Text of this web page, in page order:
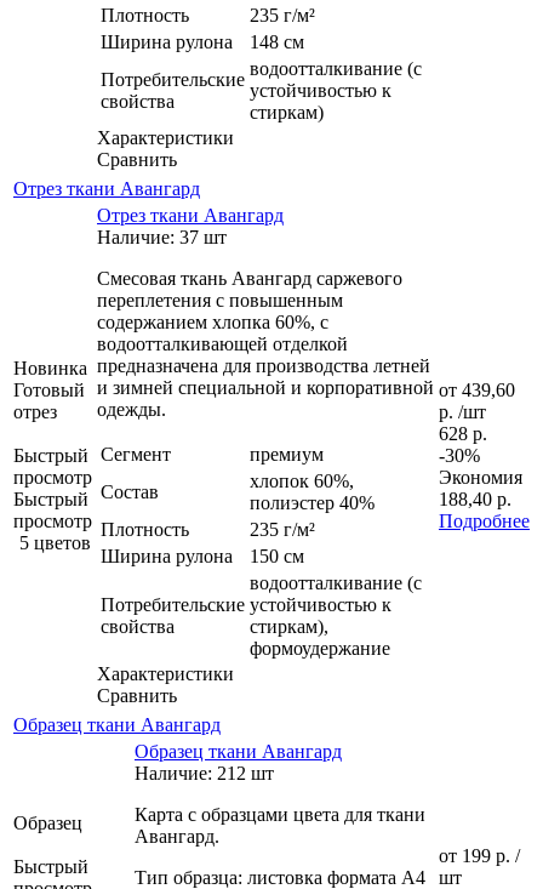
Плотность
235 г/м²
Ширина рулона
148 см
Потребительские
свойства
водоотталкивание (с
устойчивостью к
стиркам)
Характеристики
Сравнить
Отрез ткани Авангард
Новинка
Готовый
отрез
Быстрый
просмотр
Быстрый
просмотр
5 цветов
Отрез ткани Авангард
Наличие: 37 шт
Смесовая ткань Авангард саржевого
переплетения с повышенным
содержанием хлопка 60%, с
водоотталкивающей отделкой
предназначена для производства летней
и зимней специальной и корпоративной
одежды.
Сегмент
премиум
Состав
хлопок 60%,
полиэстер 40%
Плотность
235 г/м²
Ширина рулона
150 см
Потребительские
свойства
водоотталкивание (с
устойчивостью к
стиркам),
формоудержание
Характеристики
Сравнить
от 439,60
р. /шт
628 р.
-30%
Экономия
188,40 р.
Подробнее
Образец ткани Авангард
Образец
Быстрый
Образец ткани Авангард
Наличие: 212 шт
Карта с образцами цвета для ткани
Авангард.
Тип образца: листовка формата А4
от 199 р. /
шт